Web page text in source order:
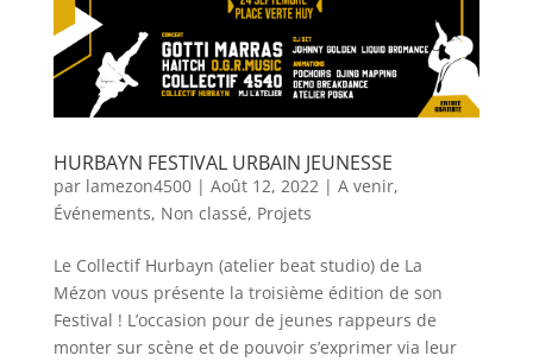
HURBAYN FESTIVAL URBAIN JEUNESSE
par lamezon4500| Août 12, 2022| A venir,
Événements, Non classé, Projets
Le Collectif Hurbayn (atelier beat studio) de La
Mézon vous présente la troisième édition de son
Festival ! L’occasion pour de jeunes rappeurs de
monter sur scène et de pouvoir s’exprimer via leur